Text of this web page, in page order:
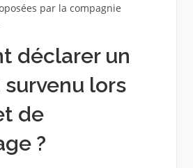
par la compagnie
déclarer un
lors
de
?